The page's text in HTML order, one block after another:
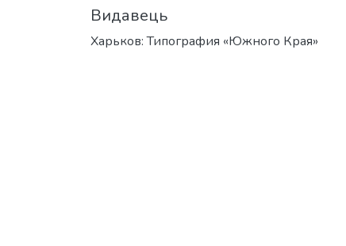
Видавець
Харьков: Типография «Южного Края»